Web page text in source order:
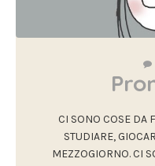
CI SONO COSE DA
STUDIARE,
MEZZOGIORNO. CI